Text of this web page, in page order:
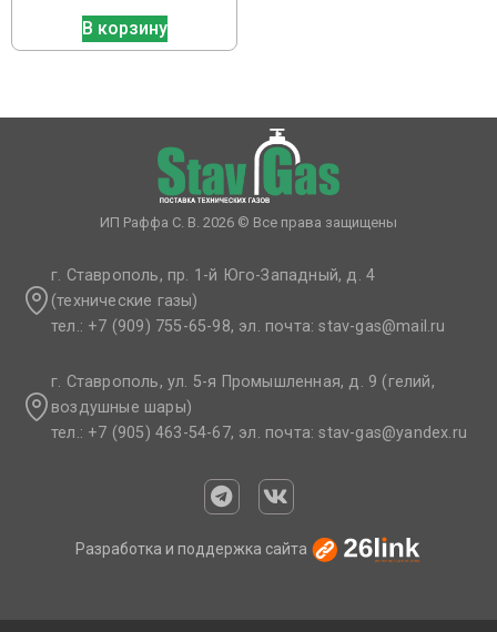
В корзину
ИП Раффа С. В. 2026 © Все права защищены
г. Ставрополь, пр. 1-й Юго-Западный, д. 4
(технические газы)
тел.: +7 (909) 755-65-98, эл. почта: stav-gas@mail.ru​
г. Ставрополь, ул. 5-я Промышленная, д. 9 (гелий,
воздушные шары)
тел.: +7 (905) 463-54-67, эл. почта: stav-gas@yandex.ru​
Разработка и поддержка сайта